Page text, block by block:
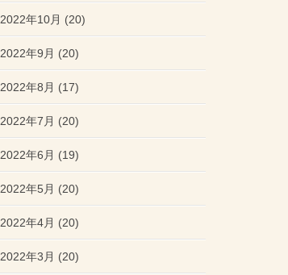
2022年10月 (20)
2022年9月 (20)
2022年8月 (17)
2022年7月 (20)
2022年6月 (19)
2022年5月 (20)
2022年4月 (20)
2022年3月 (20)